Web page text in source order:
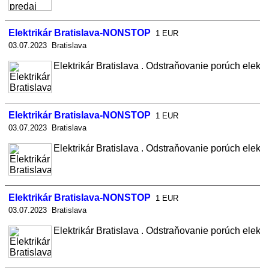
Elektrikár Bratislava-NONSTOP
1 EUR
03.07.2023 Bratislava
Elektrikár Bratislava . Odstraňovanie porúch
Elektrikár Bratislava-NONSTOP
1 EUR
03.07.2023 Bratislava
Elektrikár Bratislava . Odstraňovanie porúch
Elektrikár Bratislava-NONSTOP
1 EUR
03.07.2023 Bratislava
Elektrikár Bratislava . Odstraňovanie porúch